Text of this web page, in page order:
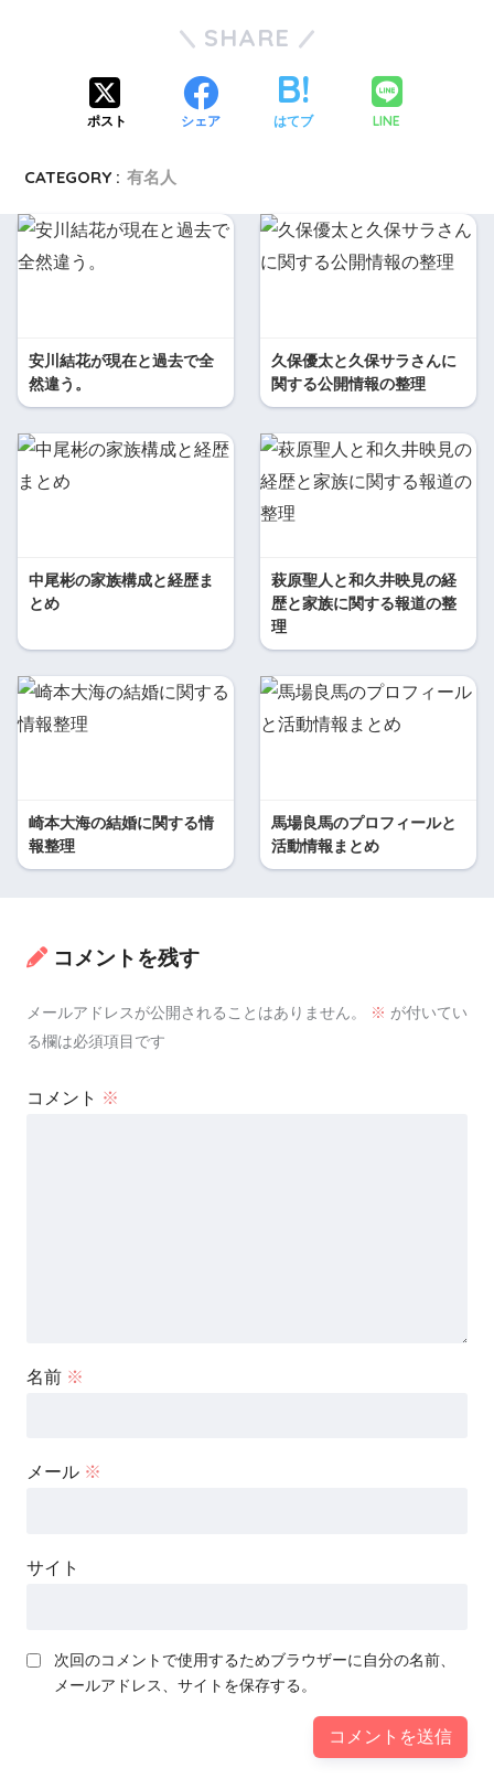
SHARE
ポスト シェア はてブ LINE
CATEGORY : 有名人
安川結花が現在と過去で全
然違う。
久保優太と久保サラさんに
関する公開情報の整理
中尾彬の家族構成と経歴ま
とめ
萩原聖人と和久井映見の経
歴と家族に関する報道の整
理
崎本大海の結婚に関する情
報整理
馬場良馬のプロフィールと
活動情報まとめ
コメントを残す
メールアドレスが公開されることはありません。 ※ が付いてい
る欄は必須項目です
コメント ※
名前 ※
メール ※
サイト
次回のコメントで使用するためブラウザーに自分の名前、
メールアドレス、サイトを保存する。